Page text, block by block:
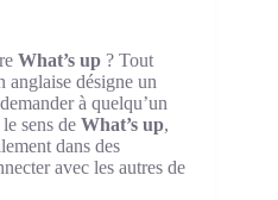
What’s up ? Tout
anglaise désigne un
à quelqu’un
sens de What’s up,
dans des
avec les autres de